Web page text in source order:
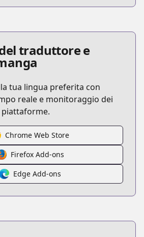
traduttore e
tua lingua preferita con
reale e monitoraggio dei
Chrome Web Store
Firefox Add-ons
Edge Add-ons